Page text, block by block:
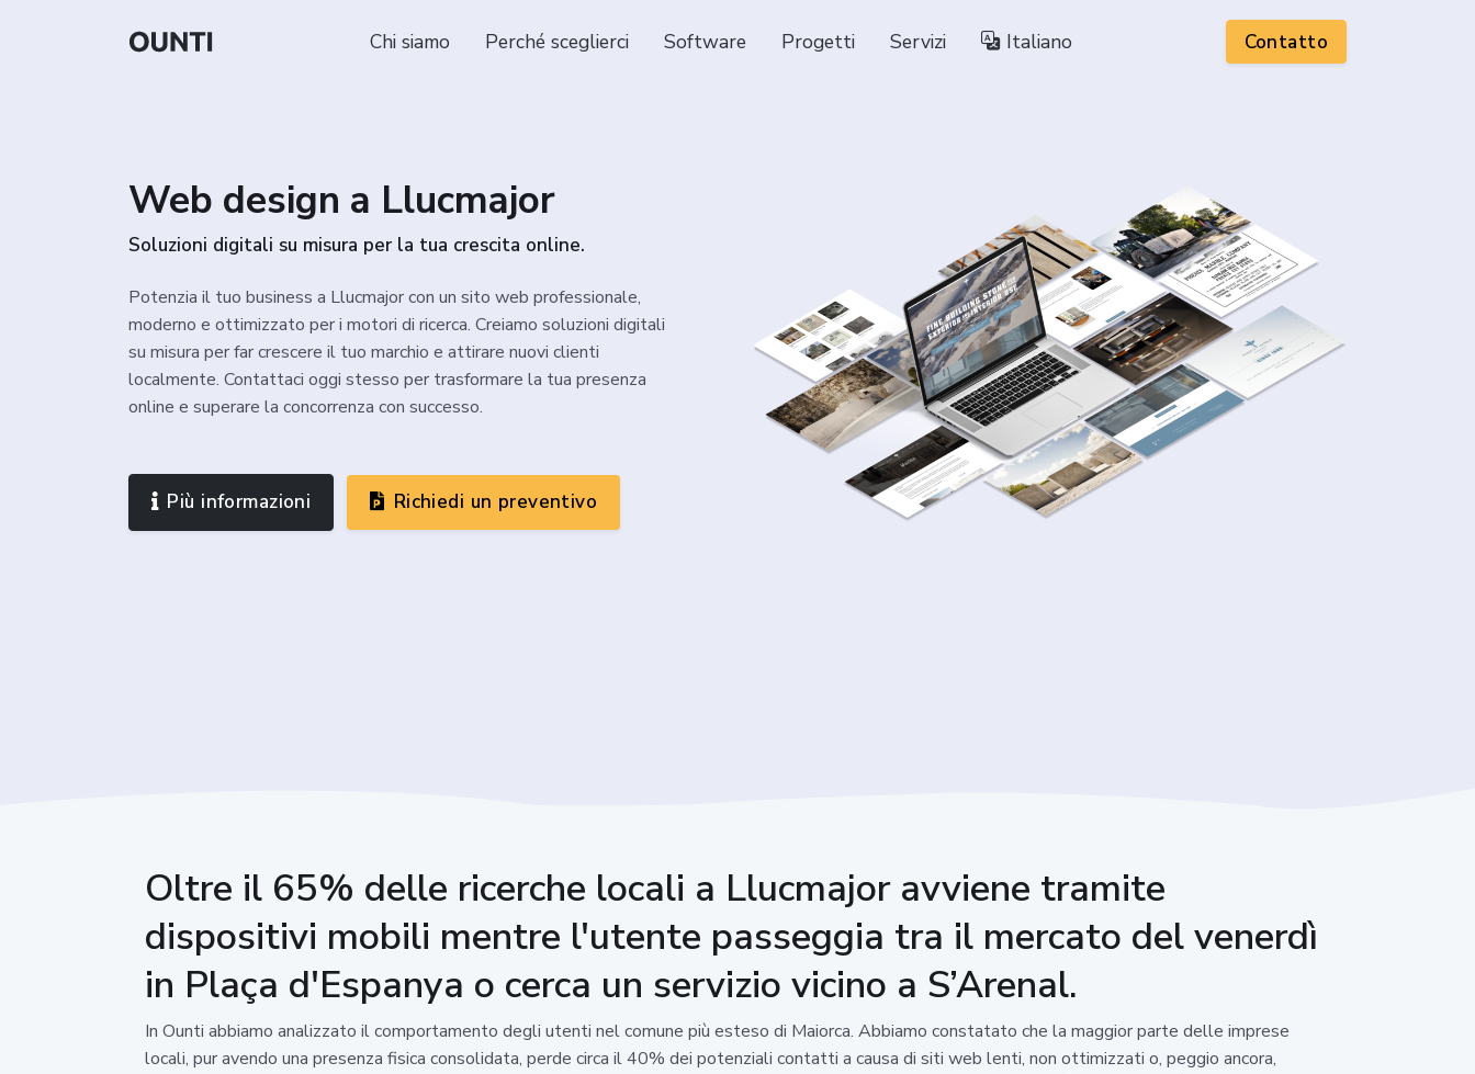
Chi siamo Perché sceglierci Software Progetti Servizi Italiano Contatto
Web design a Llucmajor
Soluzioni digitali su misura per la tua crescita online.
Potenzia il tuo business a Llucmajor con un sito web professionale,
moderno e ottimizzato per i motori di ricerca. Creiamo soluzioni digitali
su misura per far crescere il tuo marchio e attirare nuovi clienti
localmente. Contattaci oggi stesso per trasformare la tua presenza
online e superare la concorrenza con successo.
Più informazioni Richiedi un preventivo
Oltre il 65% delle ricerche locali a Llucmajor avviene tramite
dispositivi mobili mentre l'utente passeggia tra il mercato del venerdì
in Plaça d'Espanya o cerca un servizio vicino a S’Arenal.
In Ounti abbiamo analizzato il comportamento degli utenti nel comune più esteso di Maiorca. Abbiamo constatato che la maggior parte delle imprese
locali, pur avendo una presenza fisica consolidata, perde circa il 40% dei potenziali contatti a causa di siti web lenti, non ottimizzati o, peggio ancora,